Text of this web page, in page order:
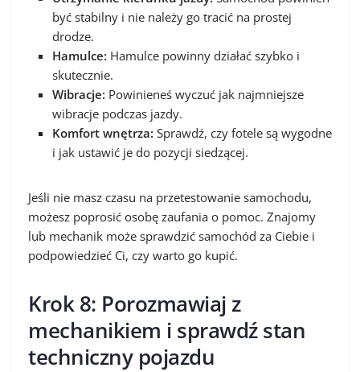
być stabilny i nie należy go tracić na prostej
drodze.
Hamulce: Hamulce powinny działać szybko i
skutecznie.
Wibracje: Powinieneś wyczuć jak najmniejsze
wibracje podczas jazdy.
Komfort wnętrza: Sprawdź, czy fotele są wygodne
i jak ustawić je do pozycji siedzącej.
Jeśli nie masz czasu na przetestowanie samochodu,
możesz poprosić osobę zaufania o pomoc. Znajomy
lub mechanik może sprawdzić samochód za Ciebie i
podpowiedzieć Ci, czy warto go kupić.
Krok 8: Porozmawiaj z
mechanikiem i sprawdź stan
techniczny pojazdu